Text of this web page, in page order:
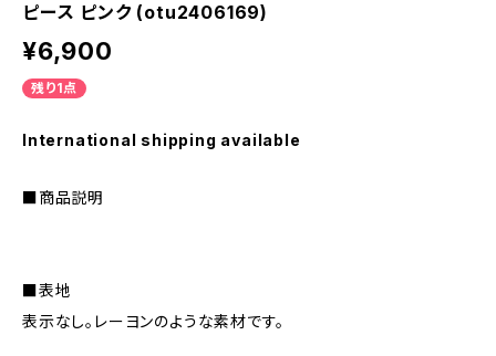
ピース ピンク (otu2406169)
¥6,900
残り1点
International shipping available
■商品説明
■表地
表示なし。レーヨンのような素材です。